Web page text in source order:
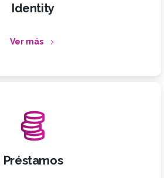
Identity
Ver más
Préstamos